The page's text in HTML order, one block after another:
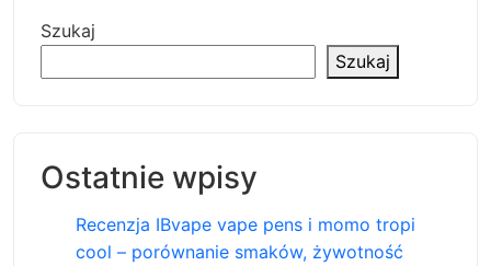
Szukaj
Szukaj
Ostatnie wpisy
Recenzja IBvape vape pens i momo tropi
cool – porównanie smaków, żywotność